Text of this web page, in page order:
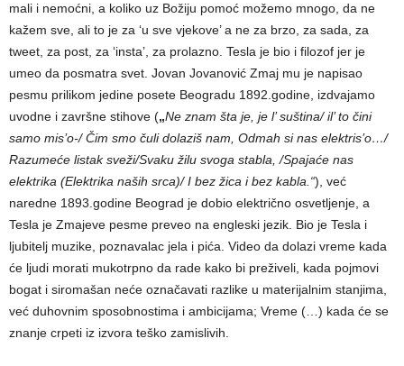
mali i nemoćni, a koliko uz Božiju pomoć možemo mnogo, da ne
kažem sve, ali to je za ‘u sve vjekove’ a ne za brzo, za sada, za
tweet, za post, za ‘insta’, za prolazno. Tesla je bio i filozof jer je
umeo da posmatra svet. Jovan Jovanović Zmaj mu je napisao
pesmu prilikom jedine posete Beogradu 1892.godine, izdvajamo
uvodne i završne stihove („Ne znam šta je, je l’ suština/ il’ to čini
samo mis’o-/ Čim smo čuli dolaziš nam, Odmah si nas elektris’o…/
Razumeće listak sveži/Svaku žilu svoga stabla, /Spajaće nas
elektrika (Elektrika naših srca)/ I bez žica i bez kabla.“), već
naredne 1893.godine Beograd je dobio električno osvetljenje, a
Tesla je Zmajeve pesme preveo na engleski jezik. Bio je Tesla i
ljubitelj muzike, poznavalac jela i pića. Video da dolazi vreme kada
će ljudi morati mukotrpno da rade kako bi preživeli, kada pojmovi
bogat i siromašan neće označavati razlike u materijalnim stanjima,
već duhovnim sposobnostima i ambicijama; Vreme (…) kada će se
znanje crpeti iz izvora teško zamislivih.